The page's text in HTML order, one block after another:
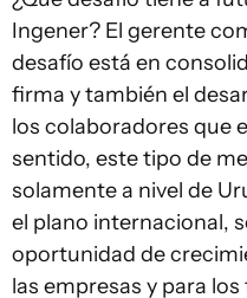
Ingener? El gerente
desafío está en
firma y también el
los colaboradores que
sentido, este tipo de
solamente a nivel de
el plano internacional,
oportunidad de
las empresas y para